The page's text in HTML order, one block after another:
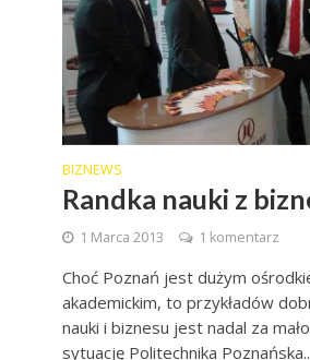
BIZNEWS
Randka nauki z
1 Marca 2013 1 komentarz
Choć Poznań jest dużym
akademickim, to przykładów
nauki i biznesu jest nadal za
sytuację Politechnika